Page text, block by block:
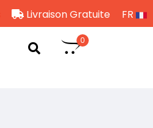
Livraison Gratuite FR
0